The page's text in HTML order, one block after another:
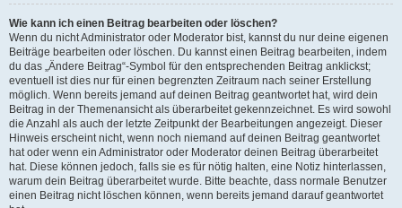
Wie kann ich einen Beitrag bearbeiten oder löschen?
Wenn du nicht Administrator oder Moderator bist, kannst du nur deine eigenen
Beiträge bearbeiten oder löschen. Du kannst einen Beitrag bearbeiten, indem
du das „Ändere Beitrag“-Symbol für den entsprechenden Beitrag anklickst;
eventuell ist dies nur für einen begrenzten Zeitraum nach seiner Erstellung
möglich. Wenn bereits jemand auf deinen Beitrag geantwortet hat, wird dein
Beitrag in der Themenansicht als überarbeitet gekennzeichnet. Es wird sowohl
die Anzahl als auch der letzte Zeitpunkt der Bearbeitungen angezeigt. Dieser
Hinweis erscheint nicht, wenn noch niemand auf deinen Beitrag geantwortet
hat oder wenn ein Administrator oder Moderator deinen Beitrag überarbeitet
hat. Diese können jedoch, falls sie es für nötig halten, eine Notiz hinterlassen,
warum dein Beitrag überarbeitet wurde. Bitte beachte, dass normale Benutzer
einen Beitrag nicht löschen können, wenn bereits jemand darauf geantwortet